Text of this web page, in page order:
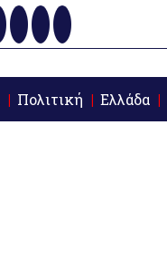
Πολιτική Ελλάδα